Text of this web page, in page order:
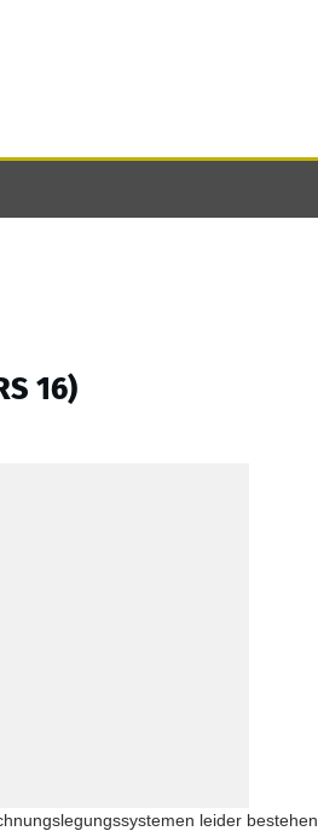
16)
leider bestehen.